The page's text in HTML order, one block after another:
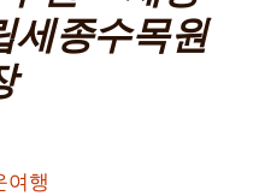
세종수목원
여행